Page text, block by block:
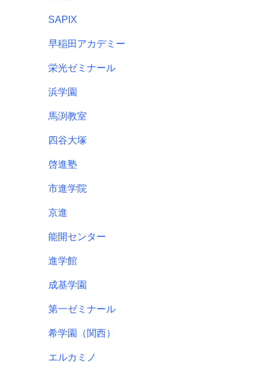
SAPIX
早稲田アカデミー
栄光ゼミナール
浜学園
馬渕教室
四谷大塚
啓進塾
市進学院
京進
能開センター
進学館
成基学園
第一ゼミナール
希学園（関西）
エルカミノ